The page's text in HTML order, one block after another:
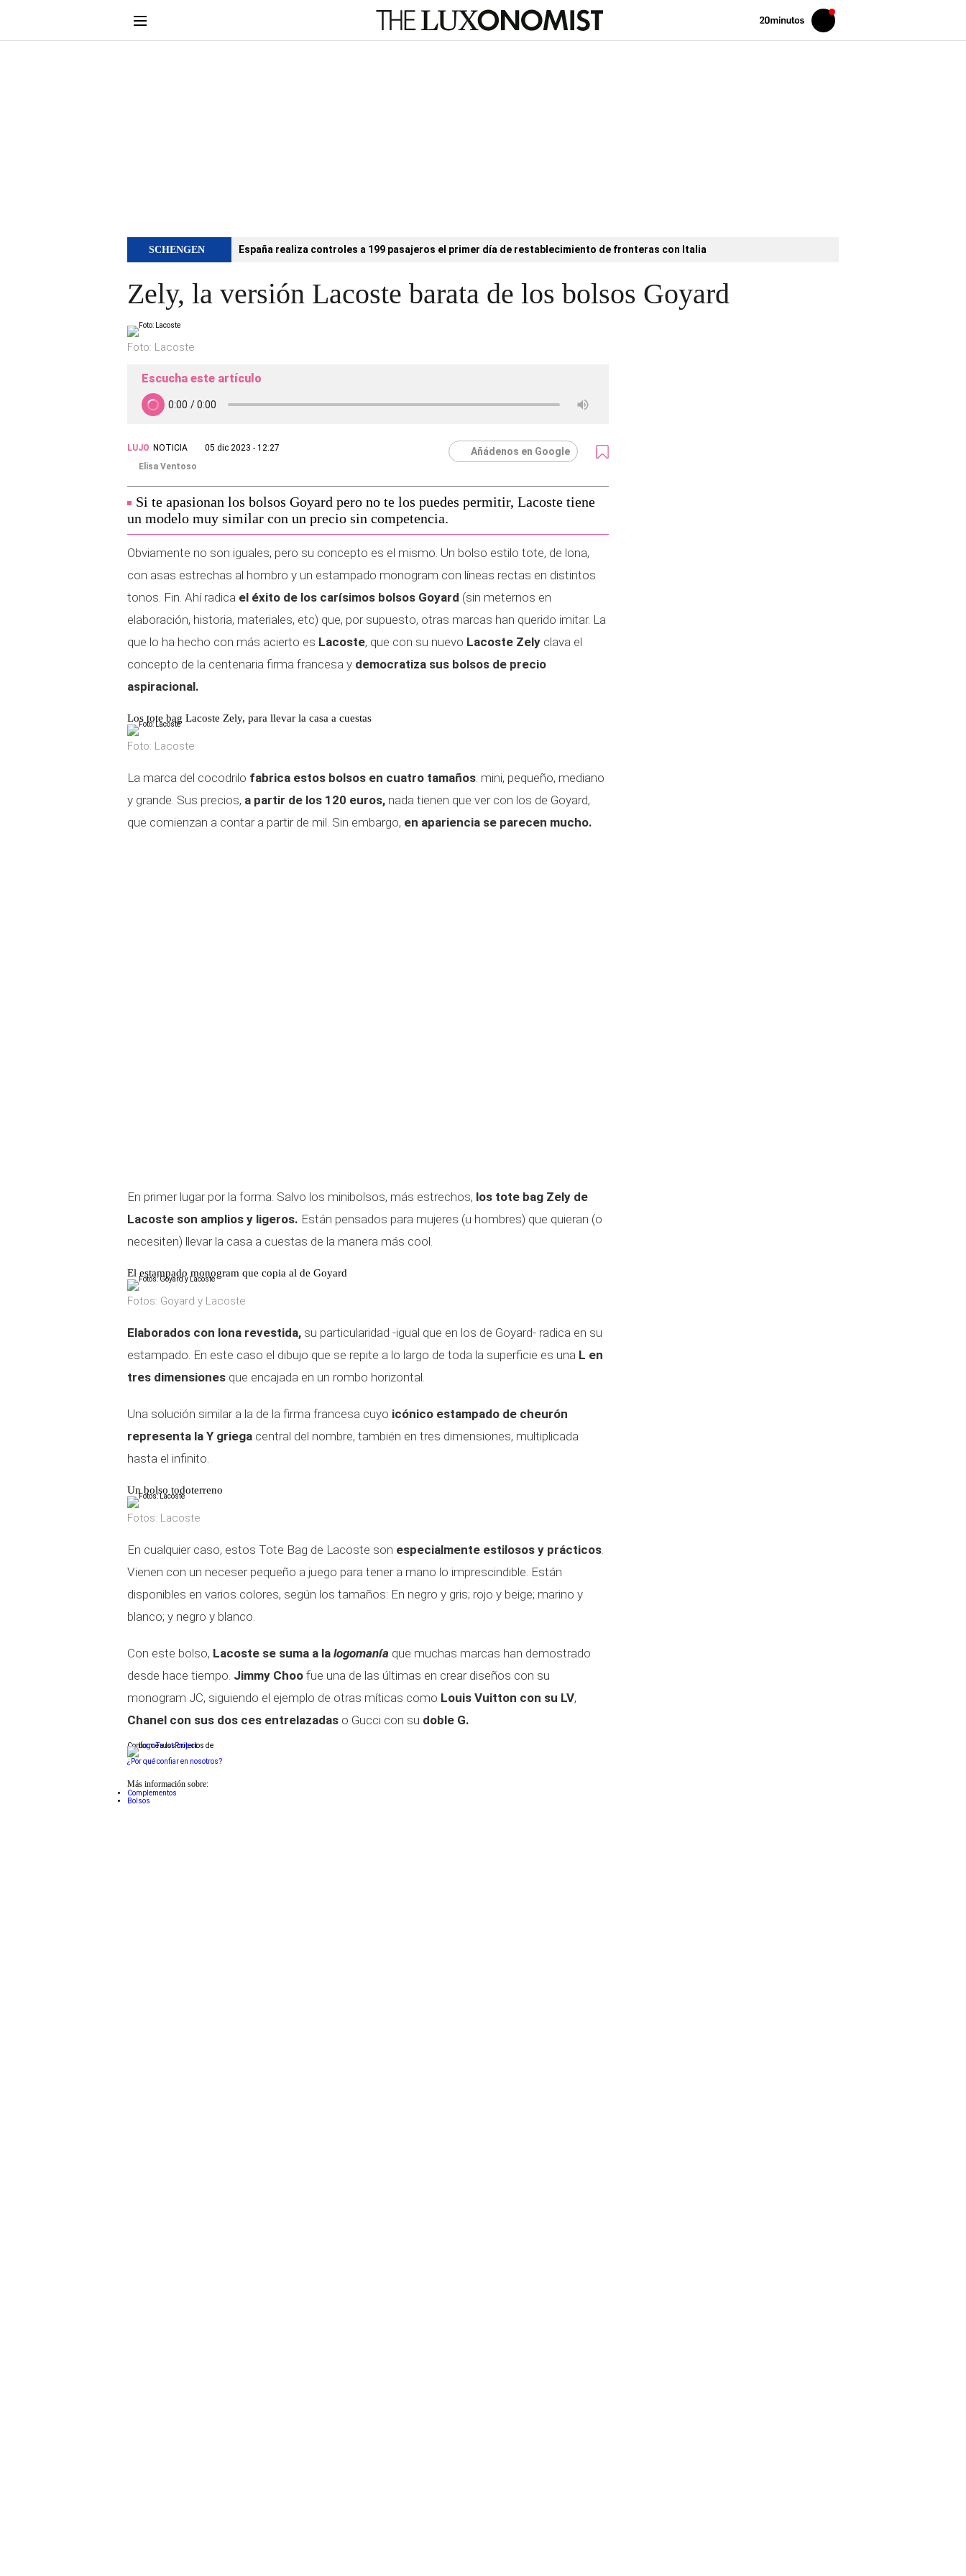
Volver
Iniciar
sesión
SCHENGEN España realiza controles a 199 pasajeros el primer día de restablecimiento de fronteras con Italia
Zely, la versión Lacoste barata de los bolsos Goyard
Foto: Lacoste
Escucha este artículo
LUJO NOTICIA
05 dic 2023 - 12:27
Elisa Ventoso
Añádenos en Google
Si te apasionan los bolsos Goyard pero no te los puedes permitir, Lacoste tiene
un modelo muy similar con un precio sin competencia.
Obviamente no son iguales, pero su concepto es el mismo. Un bolso estilo tote, de lona,
con asas estrechas al hombro y un estampado monogram con líneas rectas en distintos
tonos. Fin. Ahí radica el éxito de los carísimos bolsos Goyard (sin meternos en
elaboración, historia, materiales, etc) que, por supuesto, otras marcas han querido imitar. La
que lo ha hecho con más acierto es Lacoste, que con su nuevo Lacoste Zely clava el
concepto de la centenaria firma francesa y democratiza sus bolsos de precio
aspiracional.
Los tote bag Lacoste Zely, para llevar la casa a cuestas
Foto: Lacoste
La marca del cocodrilo fabrica estos bolsos en cuatro tamaños: mini, pequeño, mediano
y grande. Sus precios, a partir de los 120 euros, nada tienen que ver con los de Goyard,
que comienzan a contar a partir de mil. Sin embargo, en apariencia se parecen mucho.
En primer lugar por la forma. Salvo los minibolsos, más estrechos, los tote bag Zely de
Lacoste son amplios y ligeros. Están pensados para mujeres (u hombres) que quieran (o
necesiten) llevar la casa a cuestas de la manera más cool.
El estampado monogram que copia al de Goyard
Fotos: Goyard y Lacoste
Elaborados con lona revestida, su particularidad -igual que en los de Goyard- radica en su
estampado. En este caso el dibujo que se repite a lo largo de toda la superficie es una L en
tres dimensiones que encajada en un rombo horizontal.
Una solución similar a la de la firma francesa cuyo icónico estampado de cheurón
representa la Y griega central del nombre, también en tres dimensiones, multiplicada
hasta el infinito.
Un bolso todoterreno
Fotos: Lacoste
En cualquier caso, estos Tote Bag de Lacoste son especialmente estilosos y prácticos.
Vienen con un neceser pequeño a juego para tener a mano lo imprescindible. Están
disponibles en varios colores, según los tamaños: En negro y gris; rojo y beige; marino y
blanco; y negro y blanco.
Con este bolso, Lacoste se suma a la logomanía que muchas marcas han demostrado
desde hace tiempo. Jimmy Choo fue una de las últimas en crear diseños con su
monogram JC, siguiendo el ejemplo de otras míticas como Louis Vuitton con su LV,
Chanel con sus dos ces entrelazadas o Gucci con su doble G.
Conforme a los criterios de
¿Por qué confiar en nosotros?
Más información sobre:
Complementos
Bolsos